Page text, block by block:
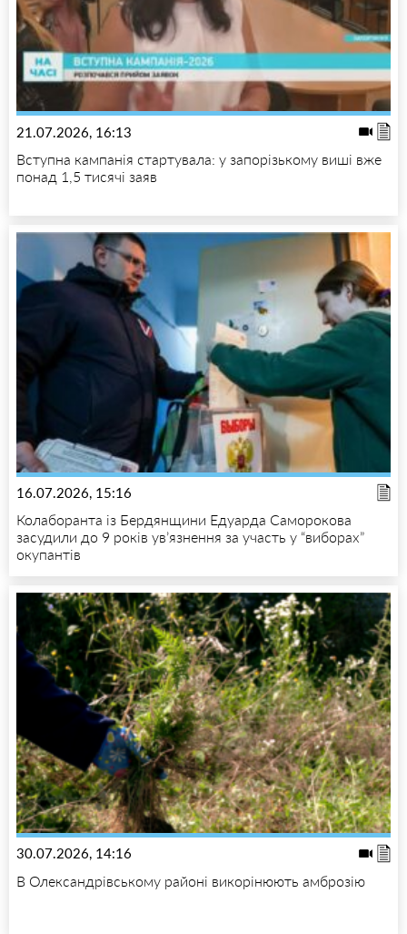
21.07.2026, 16:13
Вступна кампанія стартувала: у запорізькому виші вже
понад 1,5 тисячі заяв
16.07.2026, 15:16
Колаборанта із Бердянщини Едуарда Саморокова
засудили до 9 років ув’язнення за участь у “виборах”
окупантів
30.07.2026, 14:16
В Олександрівському районі викорінюють амброзію